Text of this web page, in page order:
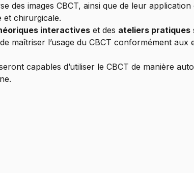
des images CBCT, ainsi que de leur
et chirurgicale.
interactives et des ateliers pratiques
maîtriser l’usage du CBCT conformément aux
capables d’utiliser le CBCT de manière